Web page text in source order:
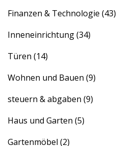
Finanzen & Technologie (43)
Inneneinrichtung(34)
Türen (14)
Wohnen und Bauen (9)
steuern & abgaben (9)
Haus und Garten (5)
Gartenmöbel (2)